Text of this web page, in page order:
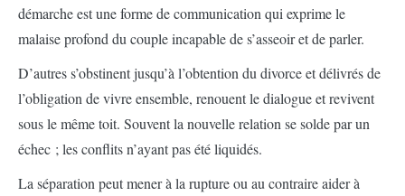
démarche est une forme de communication qui exprime le
malaise profond du couple incapable de s’asseoir et de parler.
D’autres s’obstinent jusqu’à l’obtention du divorce et délivrés de
l’obligation de vivre ensemble, renouent le dialogue et revivent
sous le même toit. Souvent la nouvelle relation se solde par un
échec ; les conflits n’ayant pas été liquidés.
La séparation peut mener à la rupture ou au contraire aider à